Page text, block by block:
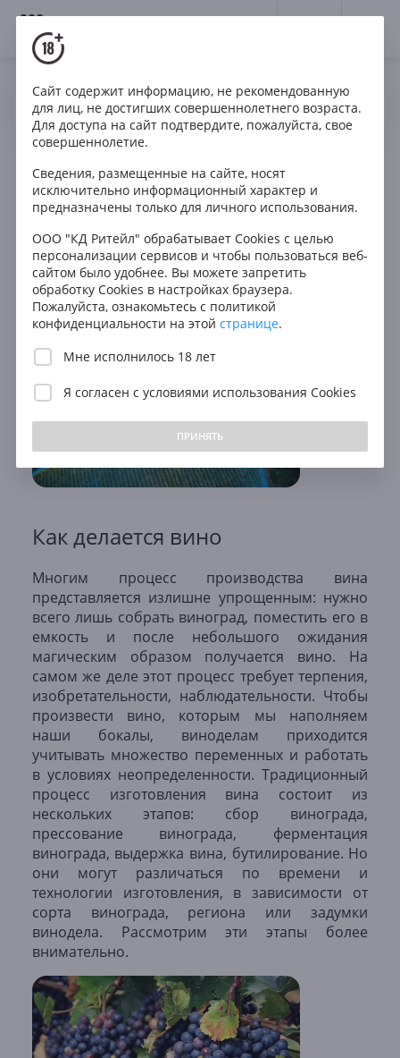
18+
Ваш город Москва ? Да
Рождение вина: от
виноградника до бутылки
2021-07-21 • Автор: InWine
Как делается вино и как лучше приготовить
вино в домашних условиях – давайте
разбираться
Как делается вино
Многим процесс производства вина
представляется излишне упрощенным: нужно
всего лишь собрать виноград, поместить его в
емкость и после небольшого ожидания
магическим образом получается вино. На
самом же деле этот процесс требует терпения,
изобретательности, наблюдательности. Чтобы
произвести вино, которым мы наполняем
наши бокалы, виноделам приходится
учитывать множество переменных и работать
в условиях неопределенности. Традиционный
процесс изготовления вина состоит из
нескольких этапов: сбор винограда,
прессование винограда, ферментация
винограда, выдержка вина, бутилирование. Но
они могут различаться по времени и
технологии изготовления, в зависимости от
сорта винограда, региона или задумки
винодела. Рассмотрим эти этапы более
внимательно.
Сайт содержит информацию, не рекомендованную
для лиц, не достигших совершеннолетнего возраста.
Для доступа на сайт подтвердите, пожалуйста, свое
совершеннолетие.
Сведения, размещенные на сайте, носят
исключительно информационный характер и
предназначены только для личного использования.
ООО "КД Ритейл" обрабатывает Cookies с целью
персонализации сервисов и чтобы пользоваться веб-
сайтом было удобнее. Вы можете запретить
обработку Cookies в настройках браузера.
Пожалуйста, ознакомьтесь с политикой
конфиденциальности на этой странице.
Мне исполнилось 18 лет
Я согласен с условиями использования Cookies
ПРИНЯТЬ